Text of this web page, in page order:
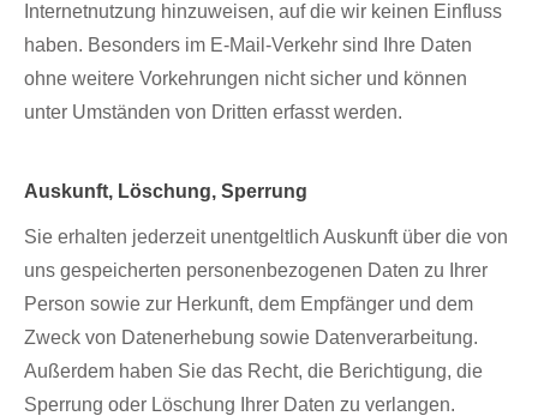
Internetnutzung hinzuweisen, auf die wir keinen Einfluss
haben. Besonders im E-Mail-Verkehr sind Ihre Daten
ohne weitere Vorkehrungen nicht sicher und können
unter Umständen von Dritten erfasst werden.
Auskunft, Löschung, Sperrung
Sie erhalten jederzeit unentgeltlich Auskunft über die von
uns gespeicherten personenbezogenen Daten zu Ihrer
Person sowie zur Herkunft, dem Empfänger und dem
Zweck von Datenerhebung sowie Datenverarbeitung.
Außerdem haben Sie das Recht, die Berichtigung, die
Sperrung oder Löschung Ihrer Daten zu verlangen.